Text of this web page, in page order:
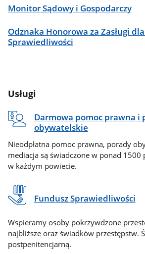
Monitor Sądowy i Gospodarczy
Odznaka Honorowa za Zasługi
Sprawiedliwości
Usługi
Darmowa pomoc prawna i
obywatelskie
Nieodpłatna pomoc prawna, porady
mediacja są świadczone w ponad 1500
w każdym powiecie.
Fundusz Sprawiedliwości
Wspieramy osoby pokrzywdzone
najbliższe oraz świadków przestępstw.
postpenitencjarną.